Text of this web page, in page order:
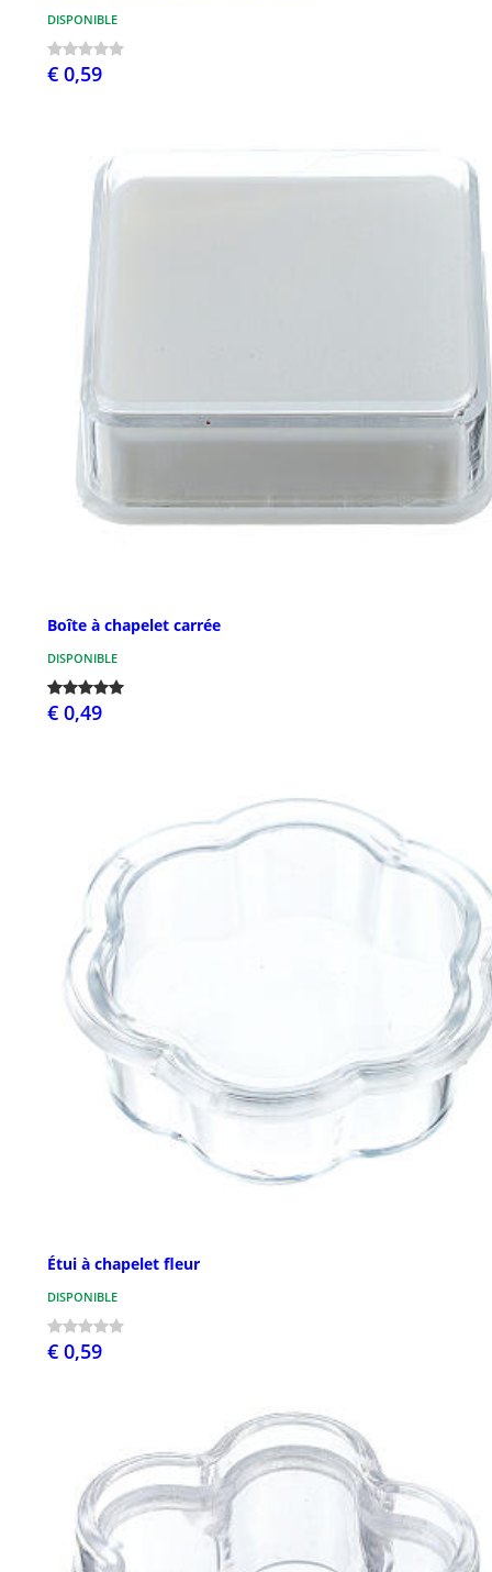
DISPONIBLE
€ 0,59
Boîte à chapelet carrée
DISPONIBLE
€ 0,49
Étui à chapelet fleur
DISPONIBLE
€ 0,59